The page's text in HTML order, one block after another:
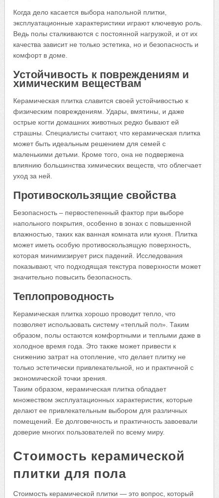
Когда дело касается выбора напольной плитки,
эксплуатационные характеристики играют ключевую роль.
Ведь полы сталкиваются с постоянной нагрузкой, и от их
качества зависит не только эстетика, но и безопасность и
комфорт в доме.
Устойчивость к повреждениям и
химическим веществам
Керамическая плитка славится своей устойчивостью к
физическим повреждениям. Удары, вмятины, и даже
острые когти домашних животных редко бывают ей
страшны. Специалисты считают, что керамическая плитка
может быть идеальным решением для семей с
маленькими детьми. Кроме того, она не подвержена
влиянию большинства химических веществ, что облегчает
уход за ней.
Противоскользящие свойства
Безопасность – первостепенный фактор при выборе
напольного покрытия, особенно в зонах с повышенной
влажностью, таких как ванная комната или кухня. Плитка
может иметь особую противоскользящую поверхность,
которая минимизирует риск падений. Исследования
показывают, что подходящая текстура поверхности может
значительно повысить безопасность.
Теплопроводность
Керамическая плитка хорошо проводит тепло, что
позволяет использовать систему «теплый пол». Таким
образом, полы остаются комфортными и теплыми даже в
холодное время года. Это также может привести к
снижению затрат на отопление, что делает плитку не
только эстетически привлекательной, но и практичной с
экономической точки зрения.
Таким образом, керамическая плитка обладает
множеством эксплуатационных характеристик, которые
делают ее привлекательным выбором для различных
помещений. Ее долговечность и практичность завоевали
доверие многих пользователей по всему миру.
Стоимость керамической
плитки для пола
Стоимость керамической плитки — это вопрос, который